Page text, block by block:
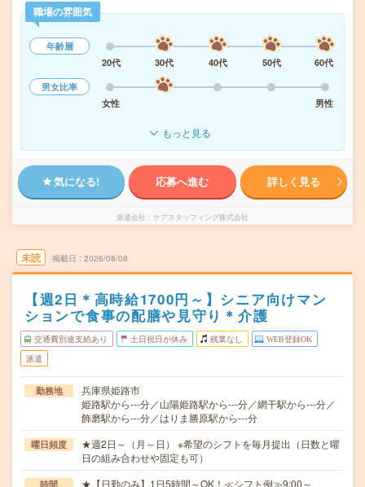
職場の雰囲気
年齢層
20代
30代 40代 50代
60代
男女比率
女性
男性
もっと見る
気になる! 応募へ進む 詳しく見る
派遣会社 ケアスタッフィング株式会社
未読 掲載日 2026/08/08
【週2日＊高時給1700円～】シニア向けマン
ションで食事の配膳や見守り＊介護
交通費別途支給あり 土日祝日が休み 残業なし WEB登録OK
派遣
勤務地
兵庫県姫路市
姫路駅から---分／山陽姫路駅から---分／網干駅から---分／
飾磨駅から---分／はりま勝原駅から---分
曜日頻度
★週2日～（月～日） ※希望のシフトを毎月提出（日数と曜
日の組み合わせや固定も可）
時間
★【日勤のみ】1日5時間～OK！≪シフト例≫9:00～